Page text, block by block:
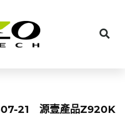
21 源壹產品Z920K